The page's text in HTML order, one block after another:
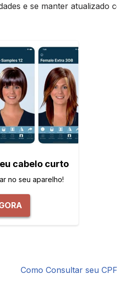
e se manter atualizado
cabelo curto
no seu aparelho!
Como Consultar seu